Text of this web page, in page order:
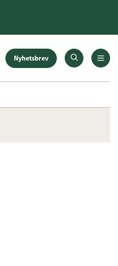
Nyhetsbrev